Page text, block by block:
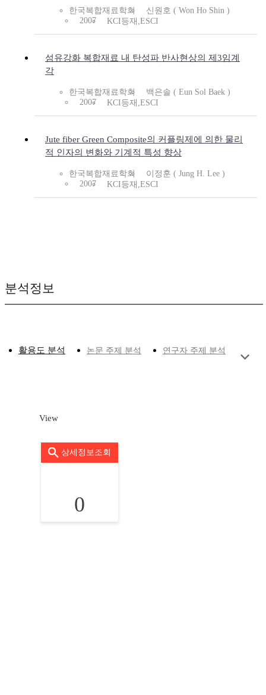
한국복합재료학회
신원호 ( Won Ho Shin )
2007
KCI등재,ESCI
섬유강화 복합재료 내 탄성파 반사현상의 제3임계
각
한국복합재료학회
백은솔 ( Eun Sol Baek )
2007
KCI등재,ESCI
Jute fiber Green Composite의 커플링제에 의한 물리
적 인자의 변화와 기계적 특성 향상
한국복합재료학회
이정훈 ( Jung H. Lee )
2007
KCI등재,ESCI
분석정보
활용도 분석 논문 주제 분석 연구자 주제 분석
View
상세정보조회
0